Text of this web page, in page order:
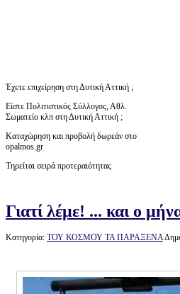
Έχετε επιχείρηση στη Δυτική Αττική ;
Είστε Πολιτιστικός Σύλλογος, Αθλ.
Σωματείο κλπ στη Δυτική Αττική ;
Καταχώρηση και προβολή δωρεάν στο
opalmos.gr
Τηρείται σειρά προτεραιότητας
Γιατί λέμε! ... και ο
Κατηγορία: ΤΟΥ ΚΟΣΜΟΥ ΤΑ ΠΑΡΑΞΕΝΑ